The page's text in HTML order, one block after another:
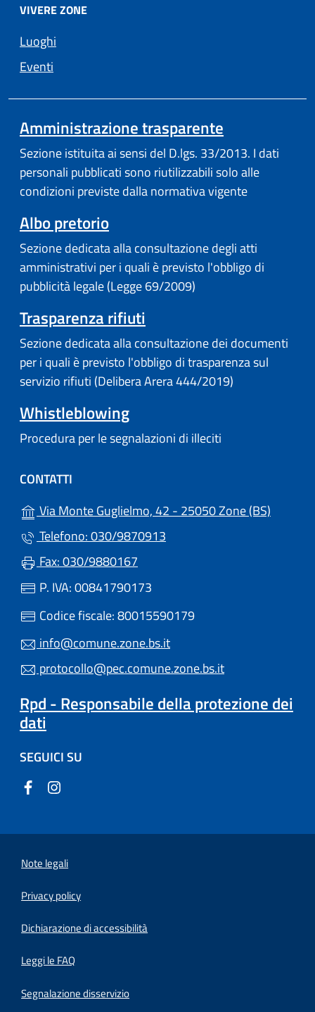
VIVERE ZONE
Luoghi
Eventi
Amministrazione trasparente
Sezione istituita ai sensi del D.lgs. 33/2013. I dati
personali pubblicati sono riutilizzabili solo alle
condizioni previste dalla normativa vigente
Albo pretorio
Sezione dedicata alla consultazione degli atti
amministrativi per i quali è previsto l'obbligo di
pubblicità legale (Legge 69/2009)
Trasparenza rifiuti
Sezione dedicata alla consultazione dei documenti
per i quali è previsto l'obbligo di trasparenza sul
servizio rifiuti (Delibera Arera 444/2019)
Whistleblowing
Procedura per le segnalazioni di illeciti
CONTATTI
Via Monte Guglielmo, 42 - 25050 Zone (BS)
Telefono: 030/9870913
Fax: 030/9880167
P. IVA: 00841790173
Codice fiscale: 80015590179
info@comune.zone.bs.it
protocollo@pec.comune.zone.bs.it
Rpd - Responsabile della protezione dei
dati
SEGUICI SU
Note legali
Privacy policy
Dichiarazione di accessibilità
Leggi le FAQ
Segnalazione disservizio